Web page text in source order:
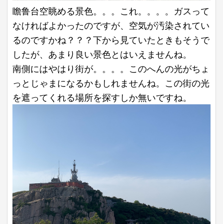
瞻鲁台空眺める景色。。。これ。。。。ガスって
なければよかったのですが、空気が汚染されてい
るのですかね？？？下から見ていたときもそうで
したが、あまり良い景色とはいえませんね。
南側にはやはり街が。。。。このへんの光がちょ
っとじゃまになるかもしれませんね。この街の光
を遮ってくれる場所を探すしか無いですね。